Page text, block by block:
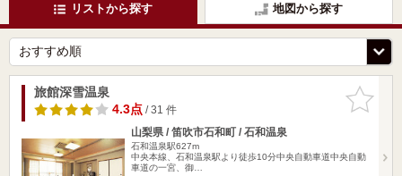
リストから探す 地図から探す
お気に入
りに追加
旅館深雪温泉
4.3点/ 31 件
山梨県 / 笛吹市石和町 / 石和温泉
石和温泉駅627m
中央本線、石和温泉駅より徒歩10分中央自動車道中央自動
車道の一宮、御…